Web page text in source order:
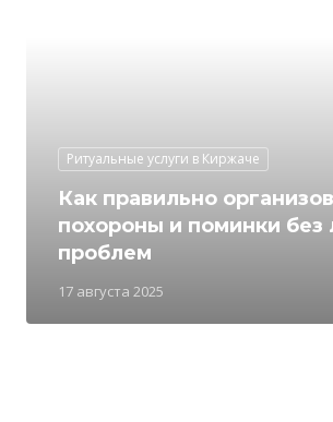
Ритуальные услуги в Киржаче
17 августа 2025
Как правильно
похороны и поминки без
проблем